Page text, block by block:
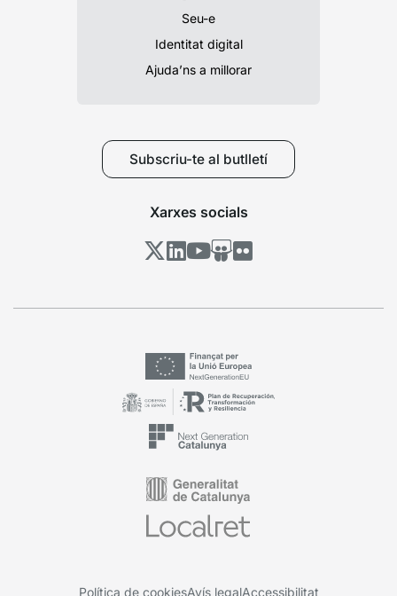
Seu-e
Identitat digital
Ajuda’ns a millorar
Subscriu-te al butlletí
Xarxes socials
Política de cookiesAvís legalAccessibilitat